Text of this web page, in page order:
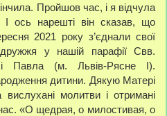
Пройшов час, і я відчула
І ось нарешті він сказав, що
2021 року з’єднали свої
у нашій парафії Свв.
Павла (м. Львів-Рясне І).
дитини. Дякую Матері
молитви і отримані
«О щедрая, о милостивая, о